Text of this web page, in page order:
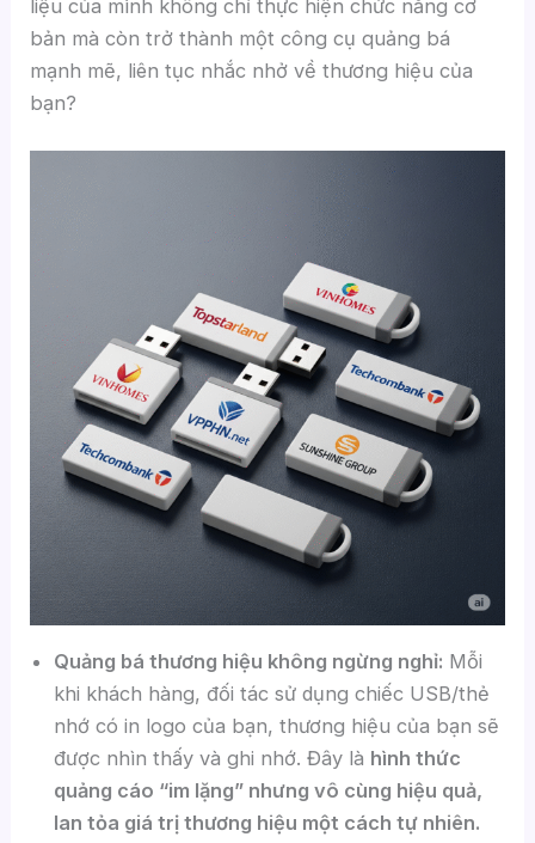
liệu của mình không chỉ thực hiện chức năng cơ
bản mà còn trở thành một công cụ quảng bá
mạnh mẽ, liên tục nhắc nhở về thương hiệu của
bạn?
Quảng bá thương hiệu không ngừng nghỉ: Mỗi
khi khách hàng, đối tác sử dụng chiếc USB/thẻ
nhớ có in logo của bạn, thương hiệu của bạn sẽ
được nhìn thấy và ghi nhớ. Đây là hình thức
quảng cáo “im lặng” nhưng vô cùng hiệu quả,
lan tỏa giá trị thương hiệu một cách tự nhiên.